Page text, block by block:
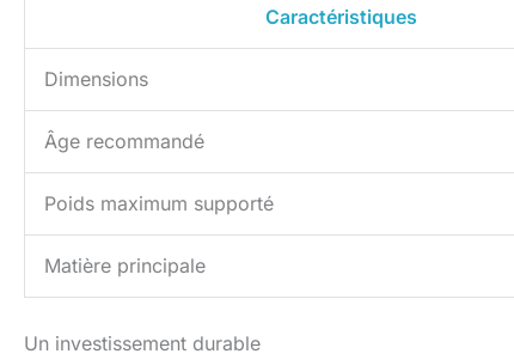
Caractéristiques
Dimensions
Âge recommandé
Poids maximum supporté
Matière principale
Un investissement durable